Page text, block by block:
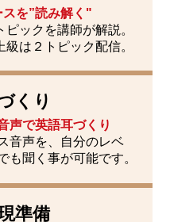
スを”読み解く"
ックを講師が解説。
は２トピック配信。
くり
声で英語耳づくり
音声を、自分のレベ
も聞く事が可能です。
準備